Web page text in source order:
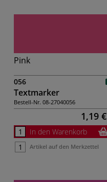
Pink
056
Textmarker
Bestell-Nr. 08-27040056
1,19 €
In den Warenkorb
Artikel auf den Merkzettel